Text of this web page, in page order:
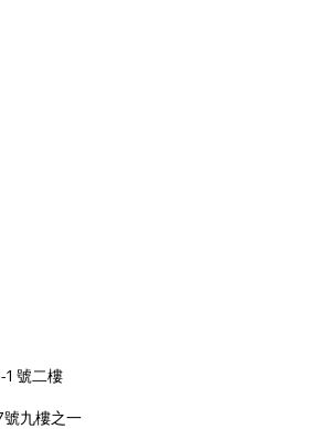
1 號二樓
九樓之一